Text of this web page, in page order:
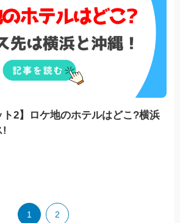
ト2】ロケ地のホテルはどこ?横浜
!
1 2